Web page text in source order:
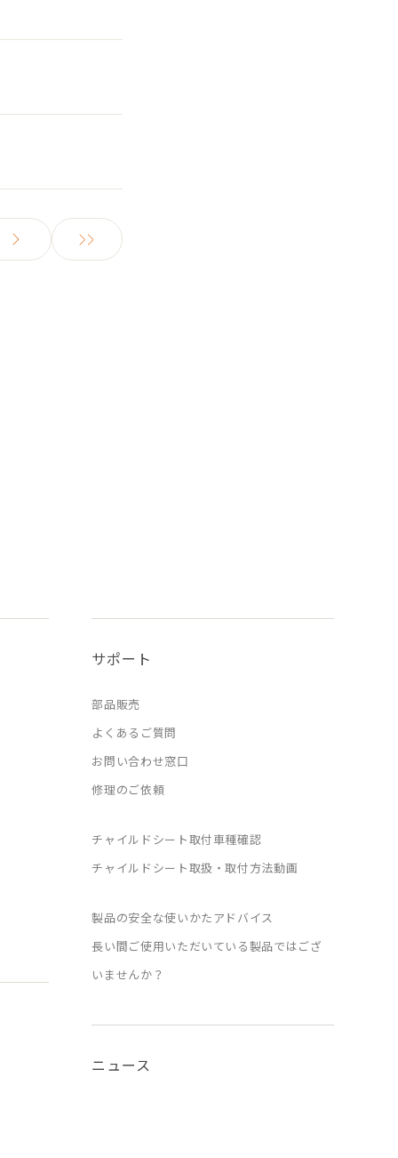
サポート
部品販売
よくあるご質問
お問い合わせ窓口
修理のご依頼
チャイルドシート取付車種確認
チャイルドシート取扱・取付方法動画
製品の安全な使いかたアドバイス
長い間ご使用いただいている製品ではござ
いませんか？
ニュース